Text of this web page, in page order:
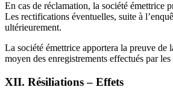
En cas de réclamation, la société émettrice
Les rectifications éventuelles, suite à
ultérieurement.
La société émettrice apportera la preuve de
moyen des enregistrements effectués par
XII. Résiliations – Effets